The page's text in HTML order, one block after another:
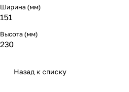
Ширина (мм)
151
Высота (мм)
230
Назад к списку